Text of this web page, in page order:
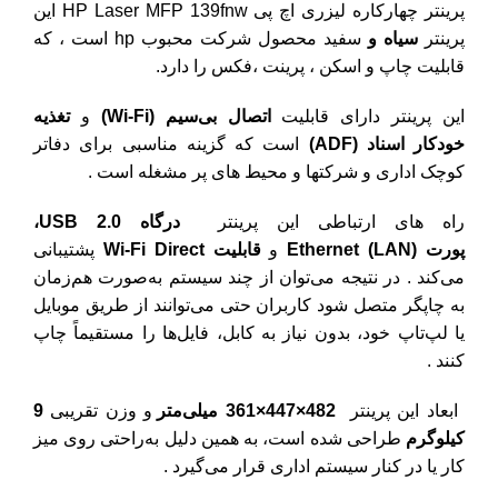
پرینتر چهارکاره لیزری اچ پی HP Laser MFP 139fnw این
پرینتر سیاه و سفید محصول شرکت محبوب hp
است ، که
قابلیت چاپ و اسکن ، پرینت ،فکس را دارد.
این پرینتر دارای قابلیت اتصال بی‌سیم (Wi-Fi) وتغذیه
خودکار اسناد (ADF)
است که گزینه مناسبی برای دفاتر
کوچک اداری و شرکتها و محیط های پر مشغله است .
راه های ارتباطی این پرینتر
درگاه USB 2.0،
پورت Ethernet (LAN)
وقابلیت Wi-Fi Direct
پشتیبانی
می‌کند . در نتیجه می‌توان از چند سیستم به‌صورت هم‌زمان
به چاپگر متصل شود کاربران حتی می‌توانند از طریق موبایل
یا لپ‌تاپ خود، بدون نیاز به کابل، فایل‌ها را مستقیماً چاپ
کنند .
ابعاد این پرینتر482×447×361 میلی‌متر و وزن تقریبی 9
کیلوگرم طراحی شده است، به همین دلیل به‌راحتی روی میز
کار یا در کنار سیستم اداری قرار می‌گیرد .